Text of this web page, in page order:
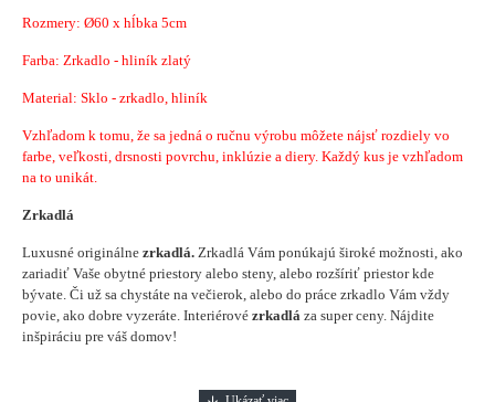
Rozmery: Ø60 x hĺbka 5cm
Farba: Zrkadlo - hliník zlatý
Material: Sklo - zrkadlo, hliník
Vzhľadom k tomu, že sa jedná o ručnu výrobu môžete nájsť rozdiely vo
farbe, veľkosti, drsnosti povrchu, inklúzie a diery. Každý kus je vzhľadom
na to unikát.
Zrkadlá
Luxusné originálne zrkadlá. Zrkadlá Vám ponúkajú široké možnosti, ako
zariadiť Vaše obytné priestory alebo steny, alebo rozšíriť priestor kde
bývate. Či už sa chystáte na večierok, alebo do práce zrkadlo Vám vždy
povie, ako dobre vyzeráte. Interiérové zrkadlá za super ceny. Nájdite
inšpiráciu pre váš domov!